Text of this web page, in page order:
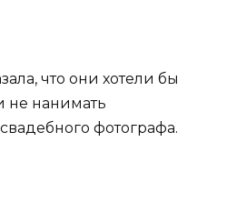
что они хотели бы
не нанимать
фотографа.